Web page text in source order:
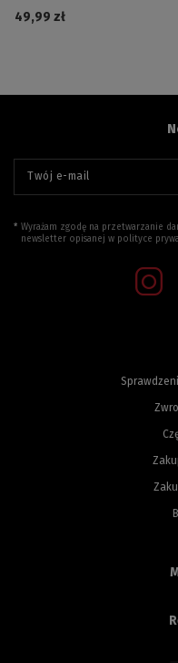
49,99 zł
Twój e-mail
Wyrażam zgodę na przetwarzanie
newsletter opisanej w polityce